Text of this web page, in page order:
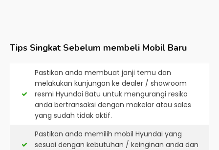
Tips Singkat Sebelum membeli Mobil Baru
Pastikan anda membuat janji temu dan
melakukan kunjungan ke dealer / showroom
resmi Hyundai Batu untuk mengurangi resiko
anda bertransaksi dengan makelar atau sales
yang sudah tidak aktif.
Pastikan anda memilih mobil Hyundai yang
sesuai dengan kebutuhan / keinginan anda dan